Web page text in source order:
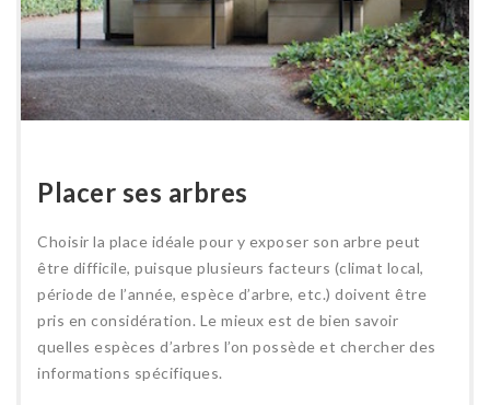
Placer ses arbres
Choisir la place idéale pour y exposer son arbre peut
être difficile, puisque plusieurs facteurs (climat local,
période de l’année, espèce d’arbre, etc.) doivent être
pris en considération. Le mieux est de bien savoir
quelles espèces d’arbres l’on possède et chercher des
informations spécifiques.